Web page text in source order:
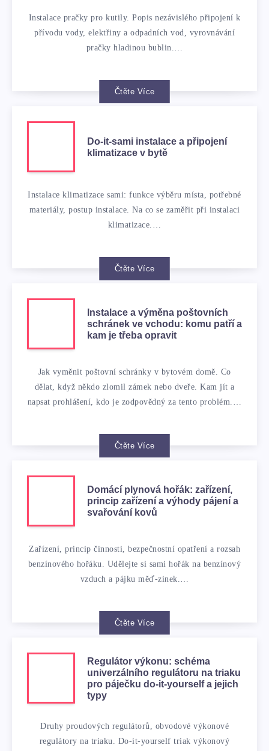
Instalace pračky pro kutily. Popis nezávislého připojení k
přívodu vody, elektřiny a odpadních vod, vyrovnávání
pračky hladinou bublin.…
Čtěte Více
Do-it-sami instalace a připojení
klimatizace v bytě
Instalace klimatizace sami: funkce výběru místa, potřebné
materiály, postup instalace. Na co se zaměřit při instalaci
klimatizace.…
Čtěte Více
Instalace a výměna poštovních
schránek ve vchodu: komu patří a
kam je třeba opravit
Jak vyměnit poštovní schránky v bytovém domě. Co
dělat, když někdo zlomil zámek nebo dveře. Kam jít a
napsat prohlášení, kdo je zodpovědný za tento problém.…
Čtěte Více
Domácí plynová hořák: zařízení,
princip zařízení a výhody pájení a
svařování kovů
Zařízení, princip činnosti, bezpečnostní opatření a rozsah
benzínového hořáku. Udělejte si sami hořák na benzínový
vzduch a pájku měď-zinek.…
Čtěte Více
Regulátor výkonu: schéma
univerzálního regulátoru na triaku
pro páječku do-it-yourself a jejich
typy
Druhy proudových regulátorů, obvodové výkonové
regulátory na triaku. Do-it-yourself triak výkonový